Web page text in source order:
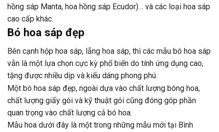
hồng sáp Manta, hoa hồng sáp Ecudor)… và các loại hoa sáp
cao cấp khác.
Bó hoa sáp đẹp
Bên cạnh hộp hoa sáp, lẵng hoa sáp, thì các mẫu bó hoa sáp
vẫn là một lựa chọn cực kỳ phổ biến do tính ứng dụng cao,
tặng được nhiều dịp và kiểu dáng phong phú.
Một bó hoa sáp đẹp, ngoài dựa vào chất lượng bông hoa,
chất lượng giấy gói và kỹ thuật gói cũng đóng góp phần
quan trọng vào chất lượng cả bó hoa.
Mẫu hoa dưới đây là một trong những mẫu mới tại Bình